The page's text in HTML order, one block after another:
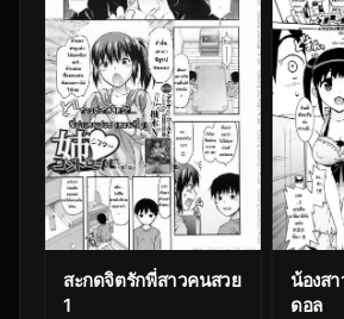
สะกดจิตรักพี่สาวคนสวย
1
น้องส
ดอล